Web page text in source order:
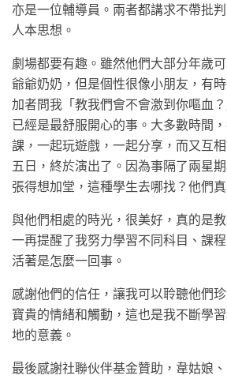
亦是一位輔導員。兩者都講求不帶批
人本思想。
劇場都要有趣。雖然他們大部分年歲
爺爺奶奶，但是個性很像小朋友，有
加者問我「教我們會不會激到你嘔血
已經是最舒服開心的事。大多數時間
課，一起玩遊戲，一起分享，而又互
五日，終於演出了。因為事隔了兩星
張得想加堂，這種學生去哪找？他們
與他們相處的時光，很美好，真的是
一再提醒了我努力學習不同科目、課
活著是怎麼一回事。
感謝他們的信任，讓我可以聆聽他們
寶貴的情緒和觸動，這也是我不斷學
地的意義。
最後感謝社聯伙伴基金贊助，韋姑娘